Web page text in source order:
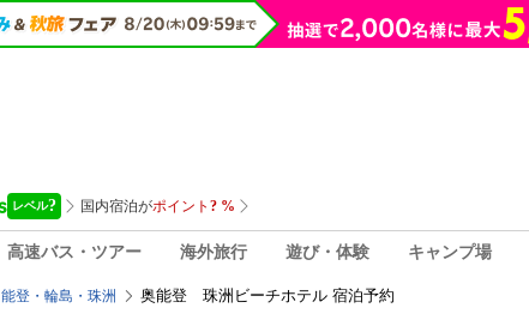
高速バス・ツアー 海外旅行 遊び・体験 キャンプ場
能登・輪島・珠洲 奥能登 珠洲ビーチホテル 宿泊予約